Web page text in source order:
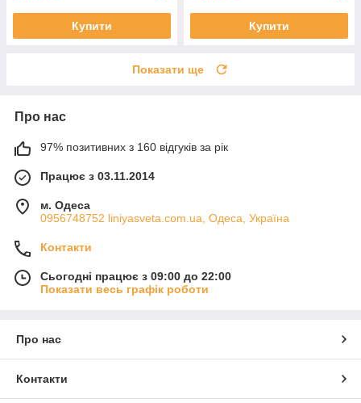
Купити Купити
Показати ще
Про нас
97% позитивних з 160 відгуків за рік
Працює з 03.11.2014
м. Одеса
0956748752 liniyasveta.com.ua, Одеса, Україна
Контакти
Сьогодні працює з 09:00 до 22:00
Показати весь графік роботи
Про нас
Контакти